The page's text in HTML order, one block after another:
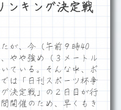
ンキング決定戦
が、今（午前９時40
やや強め（３メートル
ている。そんな中、ボ
は「日刊スポーツ杯争
決定戦」の２日目が行
開催のため、早くもき